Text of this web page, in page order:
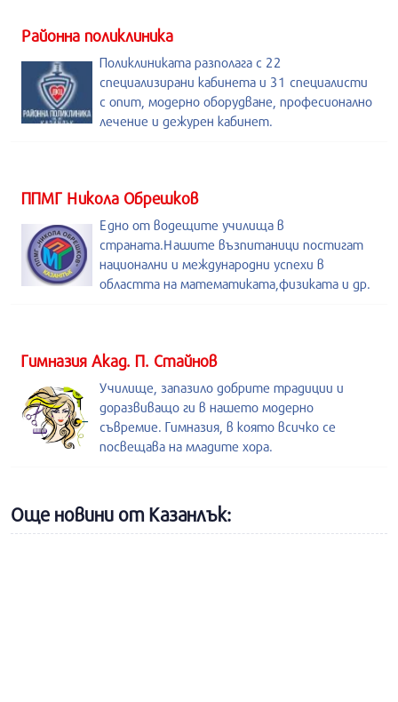
Районна поликлиника
Поликлиниката разполага с 22
специализирани кабинета и 31 специалисти
с опит, модерно оборудване, професионално
лечение и дежурен кабинет.
ППМГ Никола Обрешков
Едно от водещите училища в
страната.Нашите възпитаници постигат
национални и международни успехи в
областта на математиката,физиката и др.
Гимназия Акад. П. Стайнов
Училище, запазило добрите традиции и
доразвиващо ги в нашето модерно
съвремие. Гимназия, в която всичко се
посвещава на младите хора.
Още новини от Казанлък: